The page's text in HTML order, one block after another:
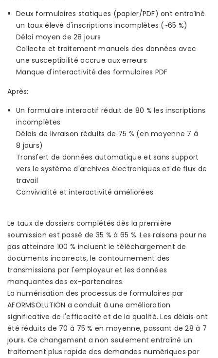
Deux formulaires statiques (papier/PDF) ont entraîné
un taux élevé d'inscriptions incomplètes (~65 %)
Délai moyen de 28 jours
Collecte et traitement manuels des données avec
une susceptibilité accrue aux erreurs
Manque d'interactivité des formulaires PDF
Après:
Un formulaire interactif réduit de 80 % les inscriptions
incomplètes
Délais de livraison réduits de 75 % (en moyenne 7 à
8 jours)
Transfert de données automatique et sans support
vers le système d'archives électroniques et de flux de
travail
Convivialité et interactivité améliorées
Le taux de dossiers complétés dès la première
soumission est passé de 35 % à 65 %. Les raisons pour ne
pas atteindre 100 % incluent le téléchargement de
documents incorrects, le contournement des
transmissions par l'employeur et les données
manquantes des ex-partenaires.
La numérisation des processus de formulaires par
AFORMSOLUTION a conduit à une amélioration
significative de l'efficacité et de la qualité. Les délais ont
été réduits de 70 à 75 % en moyenne, passant de 28 à 7
jours. Ce changement a non seulement entraîné un
traitement plus rapide des demandes numériques par